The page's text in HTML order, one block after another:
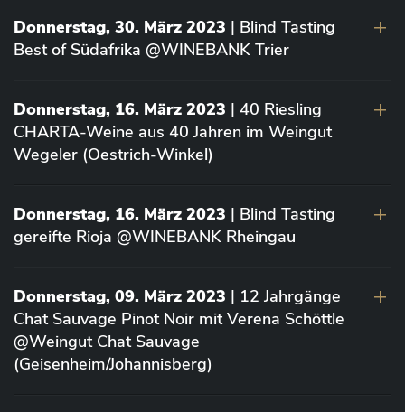
Donnerstag, 30. März 2023 | Blind Tasting
Best of Südafrika @WINEBANK Trier
Donnerstag, 16. März 2023 | 40 Riesling
CHARTA-Weine aus 40 Jahren im Weingut
Wegeler (Oestrich-Winkel)
Donnerstag, 16. März 2023 | Blind Tasting
gereifte Rioja @WINEBANK Rheingau
Donnerstag, 09. März 2023 | 12 Jahrgänge
Chat Sauvage Pinot Noir mit Verena Schöttle
@Weingut Chat Sauvage
(Geisenheim/Johannisberg)